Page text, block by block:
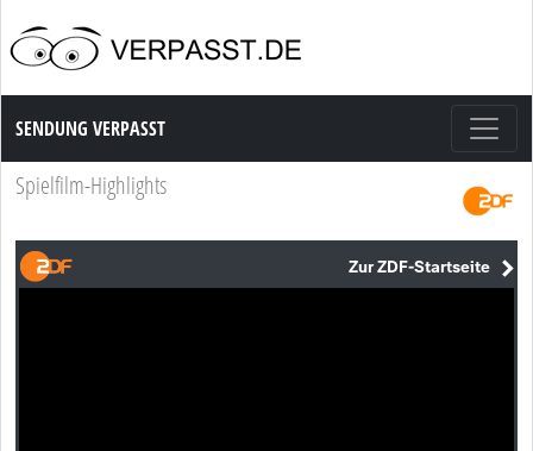
Sendung Verpasst
SENDUNG VERPASST
Spielfilm-Highlights